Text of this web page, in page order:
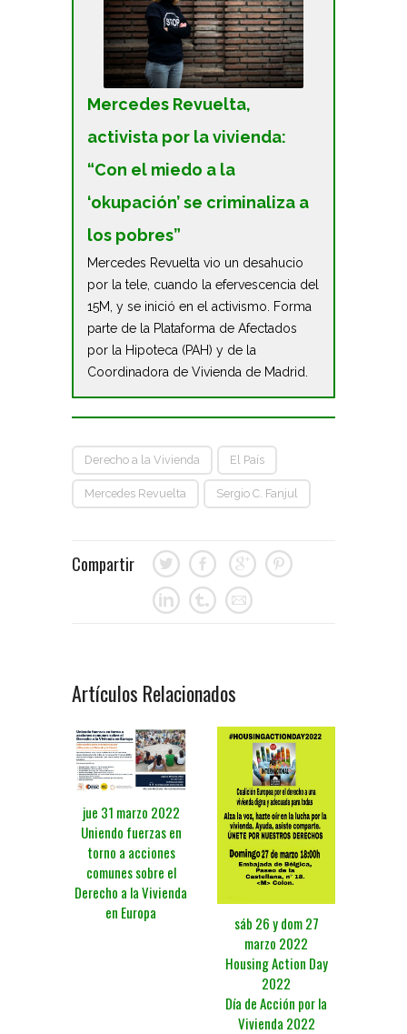
Mercedes Revuelta,
activista por la vivienda:
“Con el miedo a la
‘okupación’ se criminaliza a
los pobres”
Mercedes Revuelta vio un desahucio
por la tele, cuando la efervescencia del
15M, y se inició en el activismo. Forma
parte de la Plataforma de Afectados
por la Hipoteca (PAH) y de la
Coordinadora de Vivienda de Madrid.
Derecho a la Vivienda El País
Mercedes Revuelta Sergio C. Fanjul
Compartir
Artículos Relacionados
jue 31 marzo 2022
Uniendo fuerzas en
torno a acciones
comunes sobre el
Derecho a la Vivienda
en Europa
sáb 26 y dom 27
marzo 2022
Housing Action Day
2022
Día de Acción por la
Vivienda 2022